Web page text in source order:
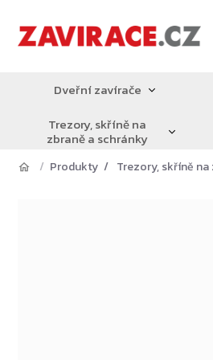
obsah
Dveřní zavírače
Trezory, skříně na
zbraně a schránky
Produkty Trezory, skříně